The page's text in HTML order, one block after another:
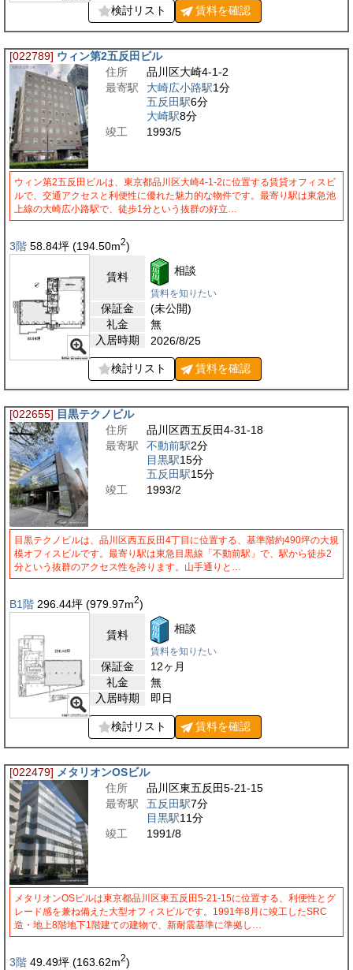
検討リスト 賃料を確認
[022789] ウィン第2五反田ビル
住所
品川区大崎4-1-2
最寄駅
大崎広小路駅1分
五反田駅6分
大崎駅8分
竣工
1993/5
ウィン第2五反田ビルは、東京都品川区大崎4-1-2に位置する賃貸オフィスビ
ルで、交通アクセスと利便性に優れた魅力的な物件です。最寄り駅は東急池
上線の大崎広小路駅で、徒歩1分という抜群の好立…
3階 58.84坪 (194.50m2)
賃料 相談
賃料を知りたい
保証金
(未公開)
礼金
無
入居時期
2026/8/25
検討リスト 賃料を確認
[022655] 目黒テクノビル
住所
品川区西五反田4-31-18
最寄駅
不動前駅2分
目黒駅15分
五反田駅15分
竣工
1993/2
目黒テクノビルは、品川区西五反田4丁目に位置する、基準階約490坪の大規
模オフィスビルです。最寄り駅は東急目黒線「不動前駅」で、駅から徒歩2
分という抜群のアクセス性を誇ります。山手通りと…
B1階 296.44坪 (979.97m2)
賃料 相談
賃料を知りたい
保証金
12ヶ月
礼金
無
入居時期
即日
検討リスト 賃料を確認
[022479] メタリオンOSビル
住所
品川区東五反田5-21-15
最寄駅
五反田駅7分
目黒駅11分
竣工
1991/8
メタリオンOSビルは東京都品川区東五反田5-21-15に位置する、利便性とグ
レード感を兼ね備えた大型オフィスビルです。1991年8月に竣工したSRC
造・地上8階地下1階建ての建物で、新耐震基準に準拠し…
3階 49.49坪 (163.62m2)